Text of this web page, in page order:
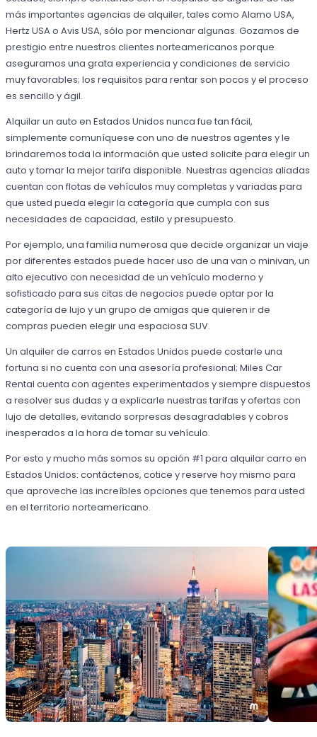
más importantes agencias de alquiler, tales como Alamo USA,
Hertz USA o Avis USA, sólo por mencionar algunas. Gozamos de
prestigio entre nuestros clientes norteamericanos porque
aseguramos una grata experiencia y condiciones de servicio
muy favorables; los requisitos para rentar son pocos y el proceso
es sencillo y ágil.
Alquilar un auto en Estados Unidos nunca fue tan fácil,
simplemente comuníquese con uno de nuestros agentes y le
brindaremos toda la información que usted solicite para elegir un
auto y tomar la mejor tarifa disponible. Nuestras agencias aliadas
cuentan con flotas de vehículos muy completas y variadas para
que usted pueda elegir la categoría que cumpla con sus
necesidades de capacidad, estilo y presupuesto.
Por ejemplo, una familia numerosa que decide organizar un viaje
por diferentes estados puede hacer uso de una van o minivan, un
alto ejecutivo con necesidad de un vehículo moderno y
sofisticado para sus citas de negocios puede optar por la
categoría de lujo y un grupo de amigas que quieren ir de
compras pueden elegir una espaciosa SUV.
Un alquiler de carros en Estados Unidos puede costarle una
fortuna si no cuenta con una asesoría profesional; Miles Car
Rental cuenta con agentes experimentados y siempre dispuestos
a resolver sus dudas y a explicarle nuestras tarifas y ofertas con
lujo de detalles, evitando sorpresas desagradables y cobros
inesperados a la hora de tomar su vehículo.
Por esto y mucho más somos su opción #1 para alquilar carro en
Estados Unidos: contáctenos, cotice y reserve hoy mismo para
que aproveche las increíbles opciones que tenemos para usted
en el territorio norteamericano.